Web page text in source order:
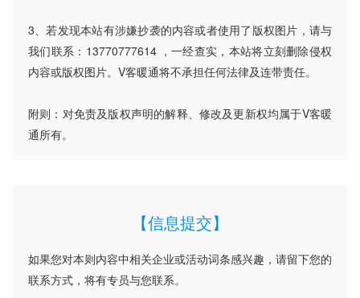
3、若发现本站有涉嫌抄袭的内容或者使用了版权图片，请与
我们联系：13770777614 ，一经查实，本站将立刻删除侵权
内容或版权图片。V客暖通将不承担任何法律及连带责任。
附则：对免责及版权声明的解释、修改及更新权均属于V客暖
通所有。